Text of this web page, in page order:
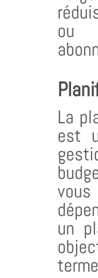
ou
La
est
un